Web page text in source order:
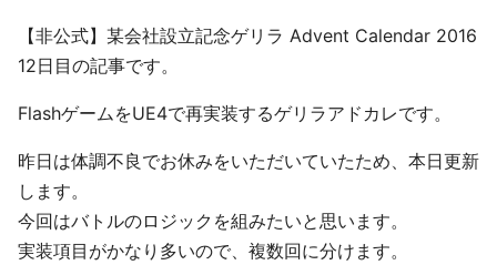
【非公式】某会社設立記念ゲリラ Advent Calendar 2016
12日目の記事です。
FlashゲームをUE4で再実装するゲリラアドカレです。
昨日は体調不良でお休みをいただいていたため、本日更新
します。
今回はバトルのロジックを組みたいと思います。
実装項目がかなり多いので、複数回に分けます。